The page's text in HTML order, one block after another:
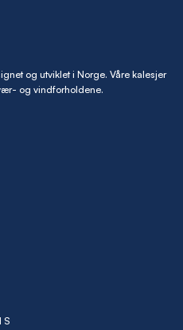
og utviklet i Norge. Våre kalesjer
og vindforholdene.
S